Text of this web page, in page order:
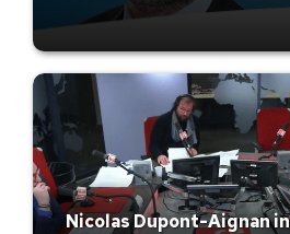
Nicolas Dupont-Aignan